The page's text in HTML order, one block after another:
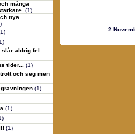
många
(1)
nya
aldrig fel...
tider... (1)
och seg men
(1)
(1)
(1)
2